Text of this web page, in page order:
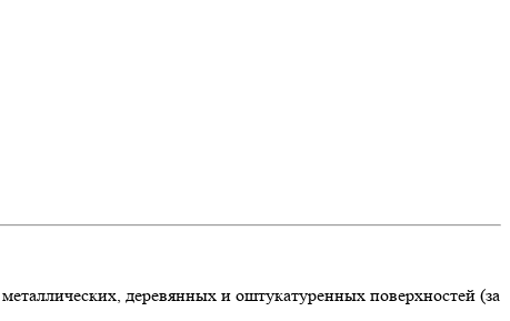
деревянных и оштукатуренных поверхностей (за